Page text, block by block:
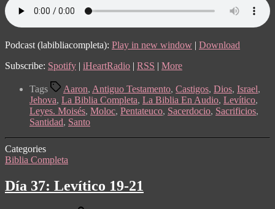
Podcast (labibliacompleta): Play in new window | Download
Subscribe: Spotify | iHeartRadio | RSS | More
Tags Aaron, Antiguo Testamento, Castigos, Dios, Israel,
Jehova, La Biblia Completa, La Biblia En Audio, Levítico,
Leyes. Moisés, Moloc, Pentateuco, Sacerdocio, Sacrificios,
Santidad, Santo
Categories
Biblia Completa
Día 37: Levítico 19-21